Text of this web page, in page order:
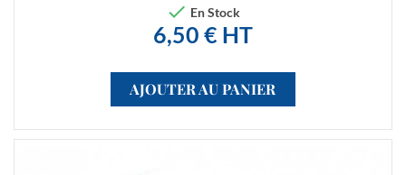
 En Stock
6,50 € HT
AJOUTER AU PANIER